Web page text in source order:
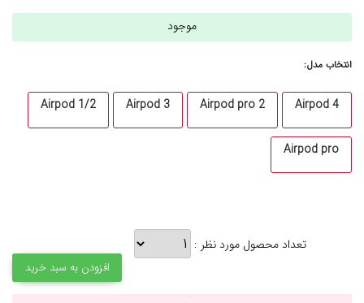
موجود
انتخاب مدل:
Airpod 4
Airpod pro 2
Airpod 3
Airpod 1/2
Airpod pro
تعداد محصول مورد نظر :
افزودن به سبد خرید